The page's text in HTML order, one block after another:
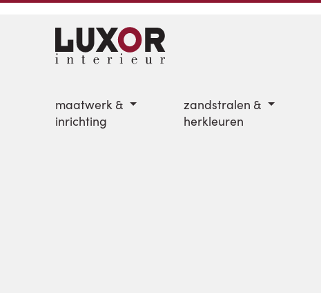
maatwerk &
inrichting
zandstralen &
herkleuren